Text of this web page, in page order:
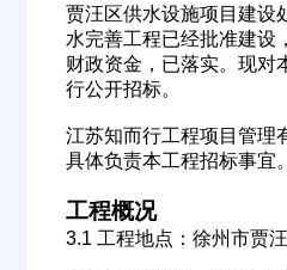
贾汪区供水设施项目建设
水完善工程已经批准建设
财政资金，已落实。现对
行公开招标。
江苏知而行工程项目管理
具体负责本工程招标事宜。
工程概况
3.1 工程地点：徐州市贾汪